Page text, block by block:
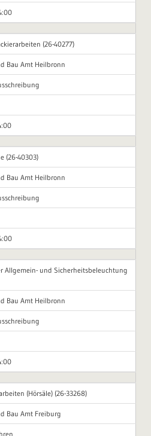
(26-40277)
Bau Amt Heilbronn
(26-40303)
Bau Amt Heilbronn
Allgemein- und Sicherheitsbeleuchtung
Bau Amt Heilbronn
(Hörsäle) (26-33268)
Bau Amt Freiburg